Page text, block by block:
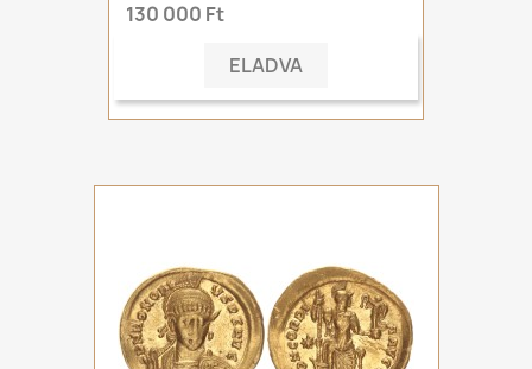
130 000 Ft
ELADVA